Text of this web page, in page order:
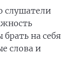
слушатели
на себя
слова и